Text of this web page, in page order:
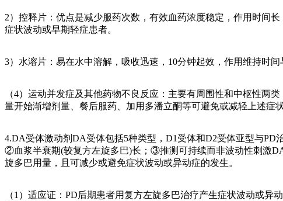
2）控释片：优点是减少服药次数，有效血药浓度稳定，作用时间
症状波动或早期轻症患者。
3）水溶片：易在水中溶解，吸收迅速，10分钟起效，作用维持时
（4）运动并发症及其他药物不良反应：主要有周围性和中枢性两
量开始渐增剂量、餐后服药、加用多潘立酮等可避免或减轻上述症
4.DA受体激动剂DA受体包括5种类型，D1受体和D2受体亚型与
②血浆半衰期(较复方左旋多巴)长；③推测可持续而非波动性刺激
旋多巴用量，且可减少或避免症状波动或异动症的发生。
（1）适应证：PD后期患者用复方左旋多巴治疗产生症状波动或